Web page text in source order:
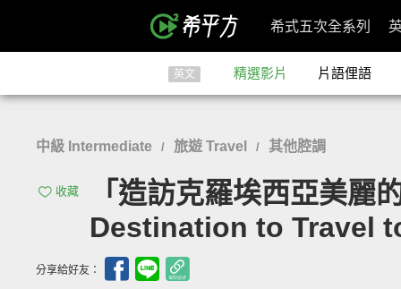
希式五次全系列
英文 精選影片 片語俚語
中級 Intermediate / 旅遊 Travel / 其他腔調
收藏
「造訪克羅埃西亞美
Destination to Travel
分享給好友：